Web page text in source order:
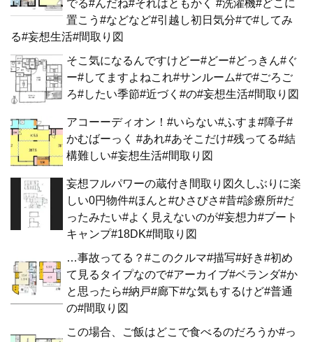
でる#んだね#それはともかく #洗濯機#どこに
置こう#などなど#引越し初日気分#で#してみ
る#妄想生活#間取り図
そこ気になるんですけどー#どー#どっきん#ぐ
ー#してますよねこれ#サンルーム#で#ごろご
ろ#したい季節#近づく#の#妄想生活#間取り図
アコーーディオン！#いらない#ふすま#障子#
かむばーっく #あれ#あそこだけ#残ってる#結
構難しい#妄想生活#間取り図
妄想フルパワーの蔵付き間取り図久しぶりに楽
しい0円物件#ほんと#ひさびさ#昔#診療所#だ
ったみたい#よく見えないのが#妄想力#ブート
キャンプ#18DK#間取り図
…事故ってる？#このクルマ#描写#好き#初め
て見るタイプなので#アーカイブ#ベランダ#か
と思ったら#納戸#廊下#な気もするけど#普通
の#間取り図
この場合、ご飯はどこで食べるのだろうか#っ